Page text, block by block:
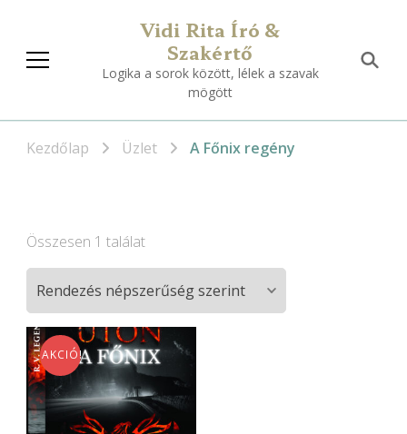
Vidi Rita Író &
Szakértő
Logika a sorok között, lélek a szavak
mögött
Kezdőlap Üzlet A Főnix regény
Összesen 1 találat
AKCIÓ!